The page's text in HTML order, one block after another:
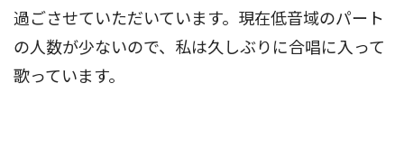
過ごさせていただいています。現在低音域のパート
の人数が少ないので、私は久しぶりに合唱に入って
歌っています。